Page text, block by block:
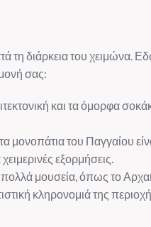
διάρκεια του χειμώνα. Εδώ
σας:
και τα όμορφα
του Παγγαίου
εξορμήσεις.
μουσεία, όπως το
κληρονομιά της